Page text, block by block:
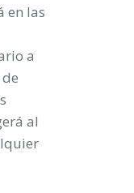
en las
a
al